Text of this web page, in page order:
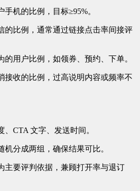
机的比例，目标≥95%。
的比例，通常通过链接点击率间接评
的用户比例，如领券、预约、下单。
接收的比例，过高说明内容或频率不
CTA 文字、发送时间。
机分成两组，确保结果可比。
主要评判依据，兼顾打开率与退订